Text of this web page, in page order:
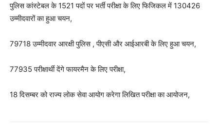
पुलिस कांस्टेबल के 1521 पदों पर भर्ती परीक्षा के लिए फिजिकल में 130426
उम्मीदवारों का हुआ चयन,
79718 उम्मीदवार आरक्षी पुलिस , पीएसी और आईआरबी के लिए हुआ चयन,
77935 परीक्षार्थी देंगे फायरमैन के लिए परीक्षा,
18 दिसम्बर को राज्य लोक सेवा आयोग करेगा लिखित परीक्षा का आयोजन,